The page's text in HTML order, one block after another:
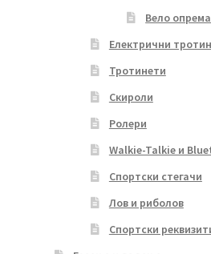
Вело опрема
Електрични
Тротинети
Скироли
Ролери
Walkie-Talkie и
Спортски стегачи
Лов и риболов
Спортски